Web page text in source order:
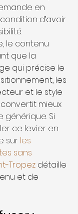
en
d’avoir
le contenu
que la
qui précise le
les
et le style
mieux
générique. Si
ce levier en
sur les
sans
Tropez détaille
et de